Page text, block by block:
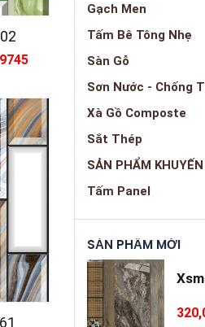
Gạch Men
Tấm Bê Tông Nhẹ
Sàn Gỗ
Sơn Nước - Chống
Xà Gồ Composte
Sắt Thép
SẢN PHẨM
Tấm Panel
trát đa
cao cấp
SẢN PHẨM MỚI